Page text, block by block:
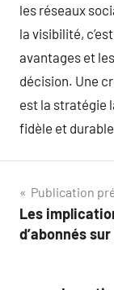
les réseaux
la visibilité,
avantages et
décision. Une
est la stratégie
fidèle et
de
Publication
Les
d’abonnés